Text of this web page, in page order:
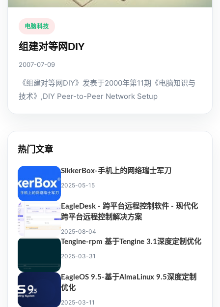
电脑科技
组建对等网DIY
2007-07-09
《组建对等网DIY》发表于2000年第11期《电脑知识与
技术》,DIY Peer-to-Peer Network Setup
热门文章
SikkerBox-手机上的网络瑞士军刀
2025-05-15
EagleDesk - 跨平台远程控制软件 - 现代化
跨平台远程控制解决方案
2025-08-04
Tengine-rpm 基于Tengine 3.1深度定制优化
2025-03-31
EagleOS 9.5-基于AlmaLinux 9.5深度定制
优化
2025-03-11